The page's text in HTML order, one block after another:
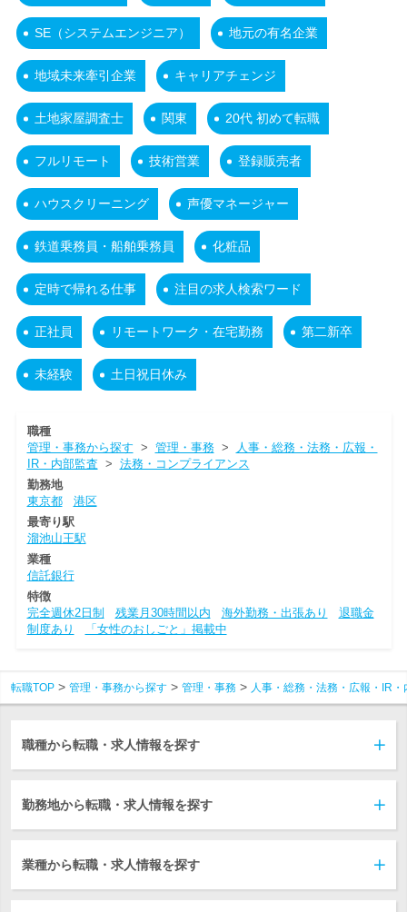
SE（システムエンジニア） 地元の有名企業
地域未来牽引企業 キャリアチェンジ
土地家屋調査士 関東 20代 初めて転職
フルリモート 技術営業 登録販売者
ハウスクリーニング 声優マネージャー
鉄道乗務員・船舶乗務員 化粧品
定時で帰れる仕事 注目の求人検索ワード
正社員 リモートワーク・在宅勤務 第二新卒
未経験 土日祝日休み
職種
管理・事務から探す > 管理・事務>
人事・総務・法務・広報・
IR・内部監査 > 法務・コンプライアンス
勤務地
東京都
港区
最寄り駅
溜池山王駅
業種
信託銀行
特徴
完全週休2日制
残業月30時間以内 海外勤務・出張あり
退職金
制度あり
「女性のおしごと」掲載中
転職TOP 管理・事務から探す 管理・事務 人事・総務・法務・広報・IR・
職種から転職・求人情報を探す
勤務地から転職・求人情報を探す
業種から転職・求人情報を探す